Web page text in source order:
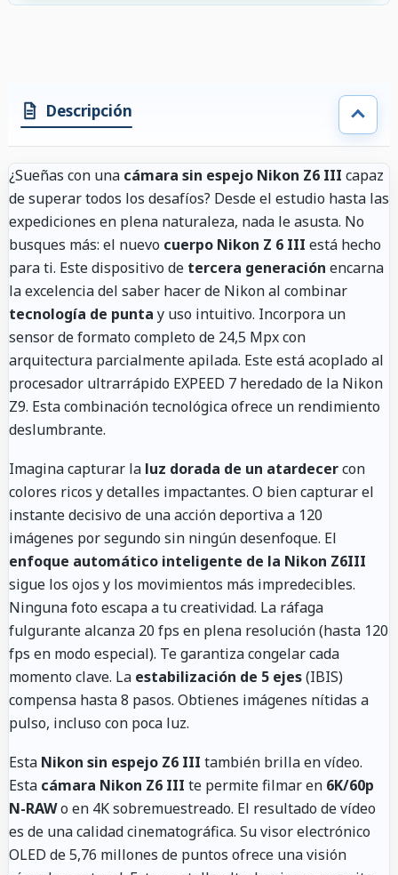
Descripción
¿Sueñas con una cámara sin espejo Nikon Z6 III capaz
de superar todos los desafíos? Desde el estudio hasta las
expediciones en plena naturaleza, nada le asusta. No
busques más: el nuevo cuerpo Nikon Z 6 III está hecho
para ti. Este dispositivo de tercera generación encarna
la excelencia del saber hacer de Nikon al combinar
tecnología de punta y uso intuitivo. Incorpora un
sensor de formato completo de 24,5 Mpx con
arquitectura parcialmente apilada. Este está acoplado al
procesador ultrarrápido EXPEED 7 heredado de la Nikon
Z9. Esta combinación tecnológica ofrece un rendimiento
deslumbrante.
Imagina capturar la luz dorada de un atardecercon
colores ricos y detalles impactantes. O bien capturar el
instante decisivo de una acción deportiva a 120
imágenes por segundo sin ningún desenfoque. El
enfoque automático inteligente de la Nikon Z6III
sigue los ojos y los movimientos más impredecibles.
Ninguna foto escapa a tu creatividad. La ráfaga
fulgurante alcanza 20 fps en plena resolución (hasta 120
fps en modo especial). Te garantiza congelar cada
momento clave. La estabilización de 5 ejes(IBIS)
compensa hasta 8 pasos. Obtienes imágenes nítidas a
pulso, incluso con poca luz.
Esta Nikon sin espejo Z6 III también brilla en vídeo.
Esta cámara Nikon Z6 III te permite filmar en 6K/60p
N-RAWo en 4K sobremuestreado. El resultado de vídeo
es de una calidad cinematográfica. Su visor electrónico
OLED de 5,76 millones de puntos ofrece una visión